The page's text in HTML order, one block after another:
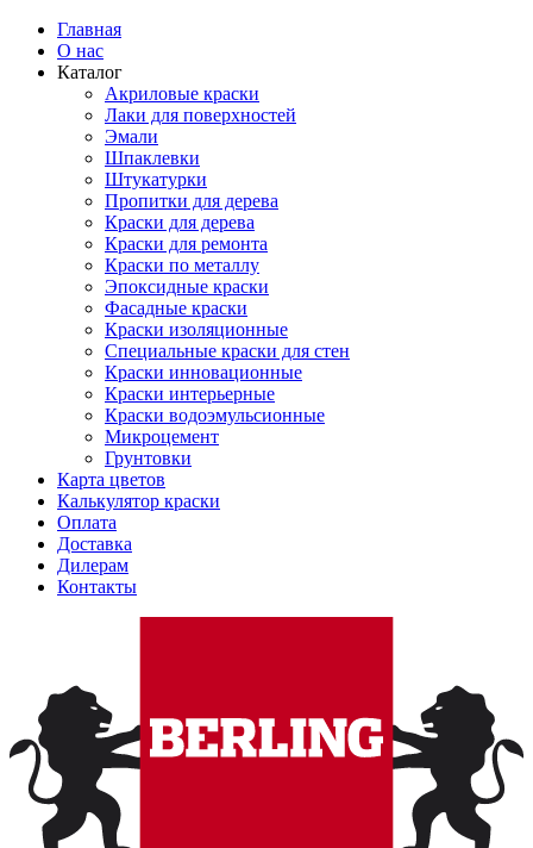
Главная
О нас
Каталог
Акриловые краски
Лаки для поверхностей
Эмали
Шпаклевки
Штукатурки
Пропитки для дерева
Краски для дерева
Краски для ремонта
Краски по металлу
Эпоксидные краски
Фасадные краски
Краски изоляционные
Специальные краски для стен
Краски инновационные
Краски интерьерные
Краски водоэмульсионные
Микроцемент
Грунтовки
Карта цветов
Калькулятор краски
Оплата
Доставка
Дилерам
Контакты